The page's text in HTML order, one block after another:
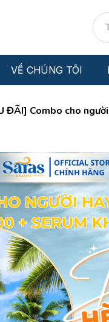
Tìm
VỀ CHÚNG TÔI
ĐÃI] Combo cho